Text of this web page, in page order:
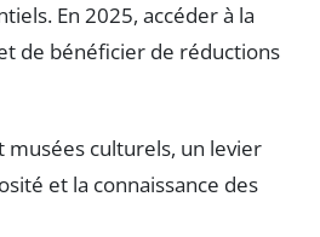
En 2025, accéder à la
de bénéficier de réductions
musées culturels, un levier
et la connaissance des